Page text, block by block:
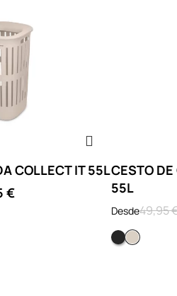
COLLECT IT 55L
€
CESTO
55L
Desde49,95
NegroSoft